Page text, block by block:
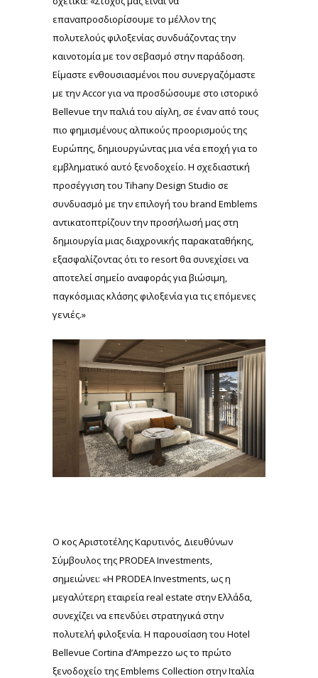
επαναπροσδιορίσουμε το μέλλον της
πολυτελούς φιλοξενίας συνδυάζοντας την
καινοτομία με τον σεβασμό στην παράδοση.
Είμαστε ενθουσιασμένοι που συνεργαζόμαστε
με την Accor για να προσδώσουμε στο ιστορικό
Bellevue την παλιά του αίγλη, σε έναν από τους
πιο φημισμένους αλπικούς προορισμούς της
Ευρώπης, δημιουργώντας μια νέα εποχή για το
εμβληματικό αυτό ξενοδοχείο. Η σχεδιαστική
προσέγγιση του Tihany Design Studio σε
συνδυασμό με την επιλογή του brand Emblems
αντικατοπτρίζουν την προσήλωσή μας στη
δημιουργία μιας διαχρονικής παρακαταθήκης,
εξασφαλίζοντας ότι το resort θα συνεχίσει να
αποτελεί σημείο αναφοράς για βιώσιμη,
παγκόσμιας κλάσης φιλοξενία για τις επόμενες
γενιές.»
Ο κος Αριστοτέλης Καρυτινός, Διευθύνων
Σύμβουλος της PRODEA Investments,
σημειώνει: «Η PRODEA Investments, ως η
μεγαλύτερη εταιρεία real estate στην Ελλάδα,
συνεχίζει να επενδύει στρατηγικά στην
πολυτελή φιλοξενία. Η παρουσίαση του Hotel
Bellevue Cortina d’Ampezzo ως το πρώτο
ξενοδοχείο της Emblems Collection στην Ιταλία